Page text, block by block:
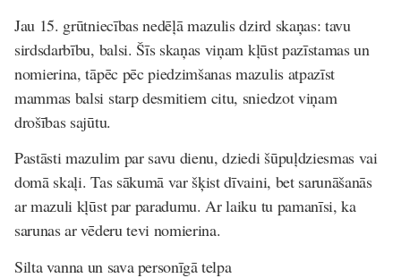
Jau 15. grūtniecības nedēļā mazulis dzird skaņas: tavu
sirdsdarbību, balsi. Šīs skaņas viņam kļūst pazīstamas un
nomierina, tāpēc pēc piedzimšanas mazulis atpazīst
mammas balsi starp desmitiem citu, sniedzot viņam
drošības sajūtu.
Pastāsti mazulim par savu dienu, dziedi šūpuļdziesmas vai
domā skaļi. Tas sākumā var šķist dīvaini, bet sarunāšanās
ar mazuli kļūst par paradumu. Ar laiku tu pamanīsi, ka
sarunas ar vēderu tevi nomierina.
Silta vanna un sava personīgā telpa